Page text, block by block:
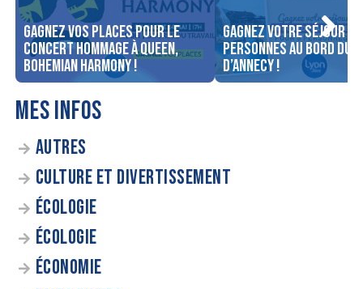
Gagnez vos places pour le
concert Hommage à Queen,
Bohemian Harmony !
Gagnez votre séjour
personnes au bord du
d’Annecy !
MES INFOS
AUTRES
CULTURE ET DIVERTISSEMENT
ÉCOLOGIE
ÉCOLOGIE
ÉCONOMIE